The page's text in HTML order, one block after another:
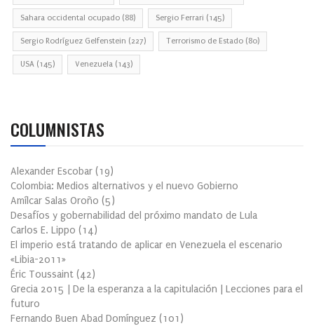
Sahara occidental ocupado (88) Sergio Ferrari (145)
Sergio Rodríguez Gelfenstein (227) Terrorismo de Estado (80)
USA (145) Venezuela (143)
COLUMNISTAS
Alexander Escobar (19)
Colombia: Medios alternativos y el nuevo Gobierno
Amílcar Salas Oroño (5)
Desafíos y gobernabilidad del próximo mandato de Lula
Carlos E. Lippo (14)
El imperio está tratando de aplicar en Venezuela el escenario
«Libia-2011»
Éric Toussaint (42)
Grecia 2015 | De la esperanza a la capitulación | Lecciones para el
futuro
Fernando Buen Abad Domínguez (101 )